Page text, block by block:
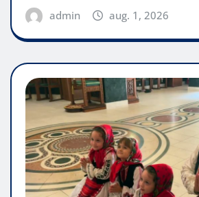
admin aug. 1, 2026